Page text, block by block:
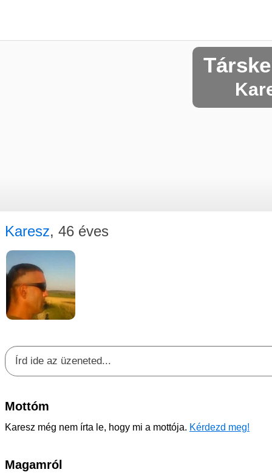
Karesz, 46 éves
Mottóm
Karesz még nem írta le, hogy mi a mottója. Kérdezd meg!
Magamról